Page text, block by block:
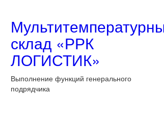
склад «РРК
ЛОГИСТИК»
Выполнение функций генерального
подрядчика